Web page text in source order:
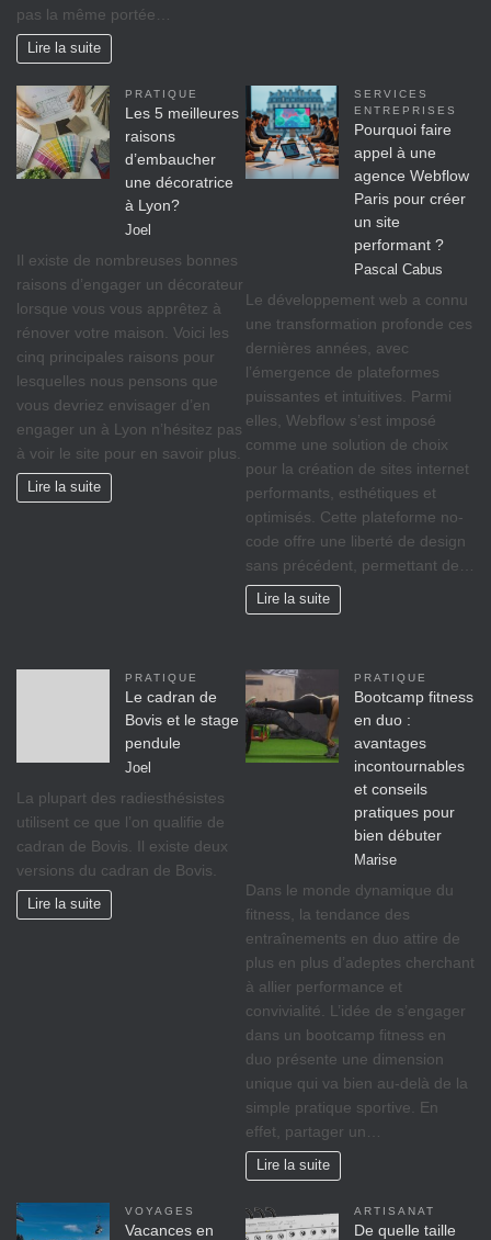
pas la même portée…
Lire la suite
PRATIQUE
Les 5 meilleures
raisons
d’embaucher
une décoratrice
à Lyon?
Joel
Il existe de nombreuses bonnes
raisons d’engager un décorateur
lorsque vous vous apprêtez à
rénover votre maison. Voici les
cinq principales raisons pour
lesquelles nous pensons que
vous devriez envisager d’en
engager un à Lyon n’hésitez pas
à voir le site pour en savoir plus.
Lire la suite
SERVICES
ENTREPRISES
Pourquoi faire
appel à une
agence Webflow
Paris pour créer
un site
performant ?
Pascal Cabus
Le développement web a connu
une transformation profonde ces
dernières années, avec
l’émergence de plateformes
puissantes et intuitives. Parmi
elles, Webflow s’est imposé
comme une solution de choix
pour la création de sites internet
performants, esthétiques et
optimisés. Cette plateforme no-
code offre une liberté de design
sans précédent, permettant de…
Lire la suite
PRATIQUE
Le cadran de
Bovis et le stage
pendule
Joel
La plupart des radiesthésistes
utilisent ce que l’on qualifie de
cadran de Bovis. Il existe deux
versions du cadran de Bovis.
Lire la suite
PRATIQUE
Bootcamp fitness
en duo :
avantages
incontournables
et conseils
pratiques pour
bien débuter
Marise
Dans le monde dynamique du
fitness, la tendance des
entraînements en duo attire de
plus en plus d’adeptes cherchant
à allier performance et
convivialité. L’idée de s’engager
dans un bootcamp fitness en
duo présente une dimension
unique qui va bien au-delà de la
simple pratique sportive. En
effet, partager un…
Lire la suite
VOYAGES
Vacances en
ARTISANAT
De quelle taille